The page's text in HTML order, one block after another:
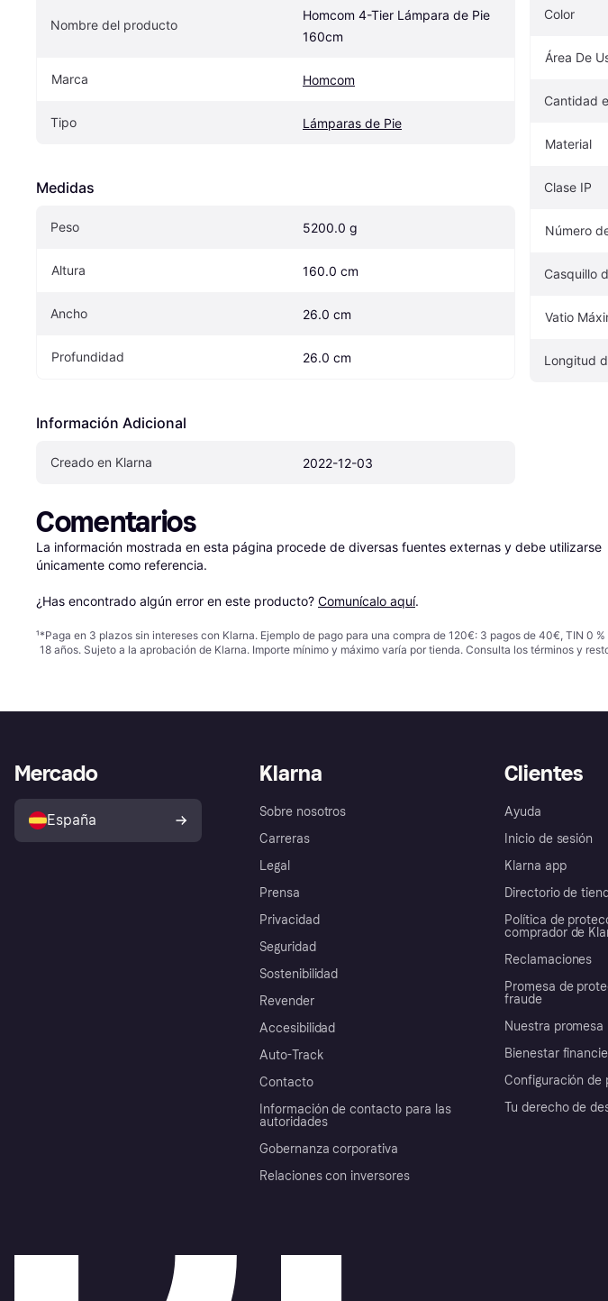
Nombre del producto
Homcom 4-Tier Lámpara de Pie
160cm
Marca Homcom
Tipo Lámparas de Pie
Medidas
Peso 5200.0 g
Altura 160.0 cm
Ancho 26.0 cm
Profundidad 26.0 cm
Información Adicional
Creado en Klarna 2022-12-03
Color
Área De
Cantidad
Material
Clase IP
Número
Casquillo
Vatio
Longitud
Comentarios
La información mostrada en esta página procede de diversas fuentes externas y debe utilizarse
únicamente como referencia.
¿Has encontrado algún error en este producto? Comunícalo aquí.
¹*Paga en 3 plazos sin intereses con Klarna. Ejemplo de pago para una compra de 120€: 3 pagos de 40€, TIN 0
18 años. Sujeto a la aprobación de Klarna. Importe mínimo y máximo varía por tienda. Consulta los términos y
Klarna
Sobre nosotros
Carreras
Legal
Prensa
Privacidad
Seguridad
Sostenibilidad
Revender
Accesibilidad
Auto-Track
Contacto
Información de contacto para las
autoridades
Gobernanza corporativa
Relaciones con inversores
Clientes
Ayuda
Inicio de sesión
Klarna app
Directorio de
Política de
comprador de
Reclamaciones
Promesa de
fraude
Nuestra promesa
Bienestar
Configuración de
Tu derecho de
Mercado
España